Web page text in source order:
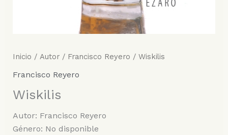
Inicio / Autor/ Francisco Reyero / Wiskilis
Francisco Reyero
Wiskilis
Autor: Francisco Reyero
Género: No disponible